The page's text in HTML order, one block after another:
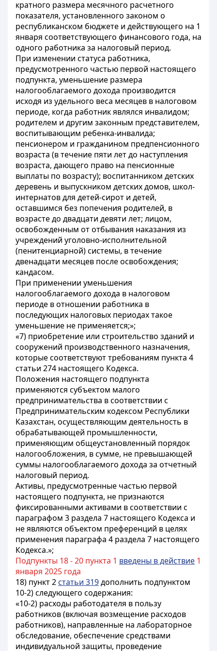
кратного размера месячного расчетного
показателя, установленного законом о
республиканском бюджете и действующего на 1
января соответствующего финансового года, на
одного работника за налоговый период.
При изменении статуса работника,
предусмотренного частью первой настоящего
подпункта, уменьшение размера
налогооблагаемого дохода производится
исходя из удельного веса месяцев в налоговом
периоде, когда работник являлся инвалидом;
родителем и другим законным представителем,
воспитывающим ребенка-инвалида;
пенсионером и гражданином предпенсионного
возраста (в течение пяти лет до наступления
возраста, дающего право на пенсионные
выплаты по возрасту); воспитанником детских
деревень и выпускником детских домов, школ-
интернатов для детей-сирот и детей,
оставшимся без попечения родителей, в
возрасте до двадцати девяти лет; лицом,
освобожденным от отбывания наказания из
учреждений уголовно-исполнительной
(пенитенциарной) системы, в течение
двенадцати месяцев после освобождения;
кандасом.
При применении уменьшения
налогооблагаемого дохода в налоговом
периоде в отношении работника в
последующих налоговых периодах такое
уменьшение не применяется;»;
«7) приобретение или строительство зданий и
сооружений производственного назначения,
которые соответствуют требованиям пункта 4
статьи 274 настоящего Кодекса.
Положения настоящего подпункта
применяются субъектом малого
предпринимательства в соответствии с
Предпринимательским кодексом Республики
Казахстан, осуществляющим деятельность в
обрабатывающей промышленности,
применяющим общеустановленный порядок
налогообложения, в сумме, не превышающей
суммы налогооблагаемого дохода за отчетный
налоговый период.
Активы, предусмотренные частью первой
настоящего подпункта, не признаются
фиксированными активами в соответствии с
параграфом 3 раздела 7 настоящего Кодекса и
не являются объектом преференций в целях
применения параграфа 4 раздела 7 настоящего
Кодекса.»;
Подпункты 18 - 20 пункта 1 введены в действие 1
января 2025 года
18) пункт 2 статьи 319дополнить подпунктом
10-2) следующего содержания:
«10-2) расходы работодателя в пользу
работников (включая возмещение расходов
работников), направленные на лабораторное
обследование, обеспечение средствами
индивидуальной защиты, проведение